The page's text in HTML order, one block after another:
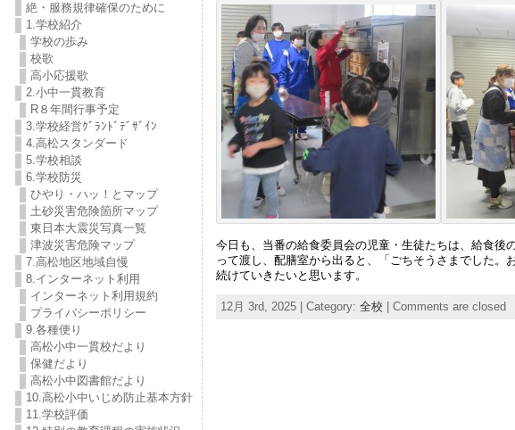
絶・服務規律確保のために
1.学校紹介
学校の歩み
校歌
高小応援歌
2.小中一貫教育
R８年間行事予定
3.学校経営ｸﾞﾗﾝﾄﾞﾃﾞｻﾞｲﾝ
4.高松スタンダード
5.学校相談
6.学校防災
ひやり・ハッ！とマップ
土砂災害危険箇所マップ
東日本大震災写真一覧
津波災害危険マップ
7.高松地区地域自慢
8.インターネット利用
インターネット利用規約
プライバシーポリシー
9.各種便り
高松小中一貫校だより
保健だより
高松小中図書館だより
10.高松小中いじめ防止基本方針
11.学校評価
今日も、当番の給食委員会の児童・生徒たちは、給食
って渡し、配膳室から出ると、「ごちそうさまでした
続けていきたいと思います。
12月 3rd, 2025 | Category: 全校 Comments are closed